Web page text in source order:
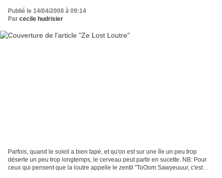
Publié le 14/04/2008 à 09:14
Par cecile hudrisier
Parfois, quand le soleil a bien tapé, et qu'on est sur une île un peu trop
déserte un peu trop longtemps, le cerveau peut partir en sucette. NB: Pour
ceux qui pensent que la loutre appelle le zentil "ToOom Sawyeuuur, c'est